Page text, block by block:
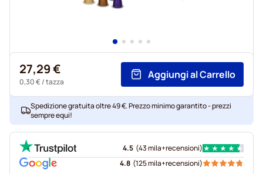
27,29 €
0,30 €/ tazza
Aggiungi al Carrello
Spedizione gratuita oltre 49 €. Prezzo minimo garantito - prezzi
sempre equi!
4.5 (43 mila+recensioni)
4.8 (125 mila+recensioni)